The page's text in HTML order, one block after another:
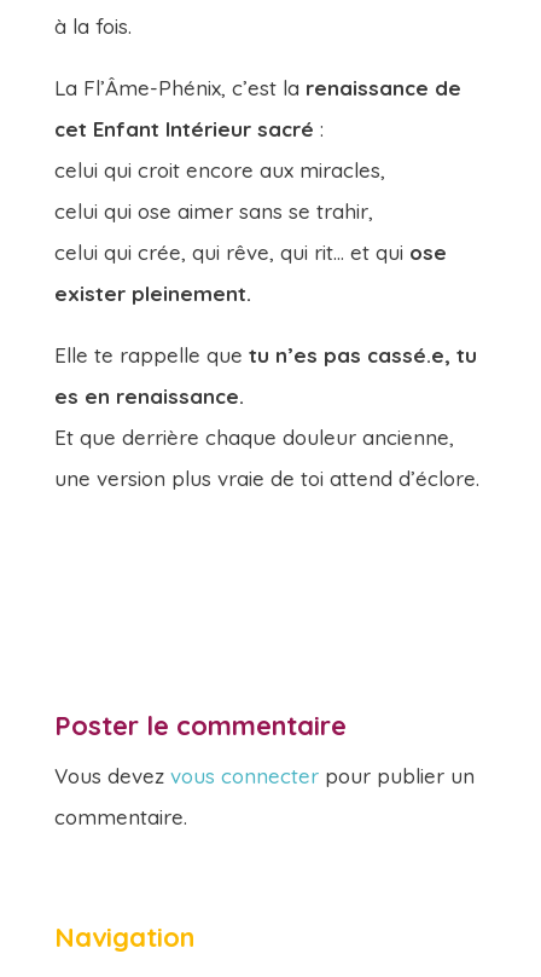
à la fois.
La Fl’Âme-Phénix, c’est la renaissance de
cet Enfant Intérieur sacré :
celui qui croit encore aux miracles,
celui qui ose aimer sans se trahir,
celui qui crée, qui rêve, qui rit… et qui ose
exister pleinement.
Elle te rappelle que tu n’es pas cassé.e, tu
es en renaissance.
Et que derrière chaque douleur ancienne,
une version plus vraie de toi attend d’éclore.
Poster le commentaire
Vous devez vous connecterpour publier un
commentaire.
Navigation